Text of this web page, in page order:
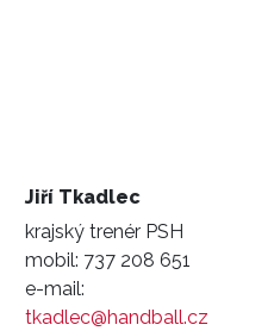
Jiří Tkadlec
krajský trenér PSH
mobil: 737 208 651
e-mail:
tkadlec@handball.cz